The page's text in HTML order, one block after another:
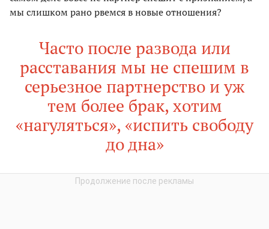
мы слишком рано рвемся в новые отношения?
Часто после развода или
расставания мы не спешим в
серьезное партнерство и уж
тем более брак, хотим
«нагуляться», «испить свободу
до дна»